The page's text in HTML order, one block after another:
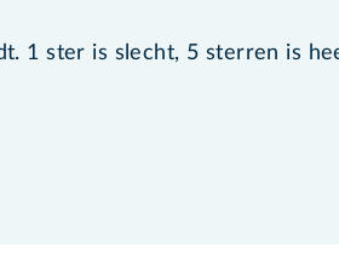
1 ster is slecht, 5 sterren is